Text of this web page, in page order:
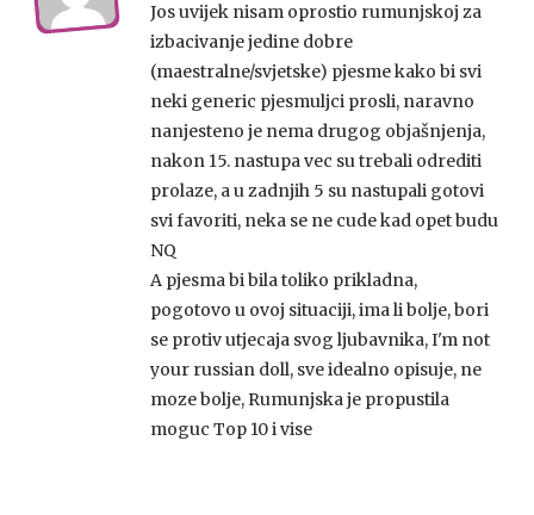
Jos uvijek nisam oprostio rumunjskoj za
izbacivanje jedine dobre
(maestralne/svjetske) pjesme kako bi svi
neki generic pjesmuljci prosli, naravno
nanjesteno je nema drugog objašnjenja,
nakon 15. nastupa vec su trebali odrediti
prolaze, a u zadnjih 5 su nastupali gotovi
svi favoriti, neka se ne cude kad opet budu
NQ
A pjesma bi bila toliko prikladna,
pogotovo u ovoj situaciji, ima li bolje, bori
se protiv utjecaja svog ljubavnika, I'm not
your russian doll, sve idealno opisuje, ne
moze bolje, Rumunjska je propustila
moguc Top 10 i vise